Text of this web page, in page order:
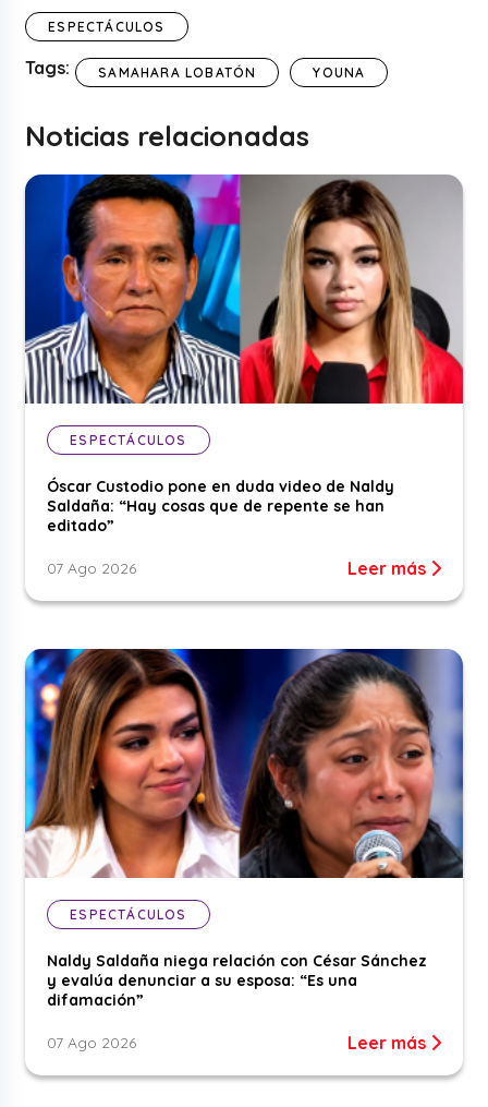
ESPECTÁCULOS
Tags: SAMAHARA LOBATÓN YOUNA
Noticias relacionadas
ESPECTÁCULOS
Óscar Custodio pone en duda video de Naldy
Saldaña: “Hay cosas que de repente se han
editado”
07 Ago 2026 Leer más
ESPECTÁCULOS
Naldy Saldaña niega relación con César Sánchez
y evalúa denunciar a su esposa: “Es una
difamación”
07 Ago 2026 Leer más